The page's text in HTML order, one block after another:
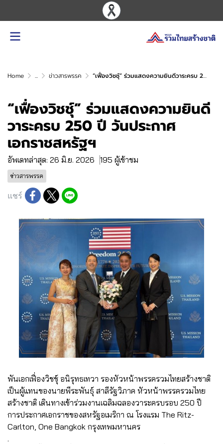
Home ... ข่าวสารพรรค “เฟื่องวิชชุ์” ร่วมแสดงความยินดีวาระครบ 250 ปี วันประกาศเอกราชสหรัฐฯ
“เฟื่องวิชชุ์” ร่วมแสดงความยินดี
วาระครบ 250 ปี วันประกาศ
เอกราชสหรัฐฯ
อัพเดทล่าสุด: 26 มิ.ย. 2026 195 ผู้เข้าชม
ข่าวสารพรรค
แชร์
พันเอกเฟื่องวิชชุ์ อนิรุทธเทวา รองหัวหน้าพรรครวมไทยสร้างชาติ
เป็นผู้แทนของนายพีระพันธุ์ สาลีรัฐวิภาค หัวหน้าพรรครวมไทย
สร้างชาติ เดินทางเข้าร่วมงานเฉลิมฉลองวาระครบรอบ 250 ปี
การประกาศเอกราชของสหรัฐอเมริกา ณ โรงแรม The Ritz-
Carlton, One Bangkok กรุงเทพมหานคร
.